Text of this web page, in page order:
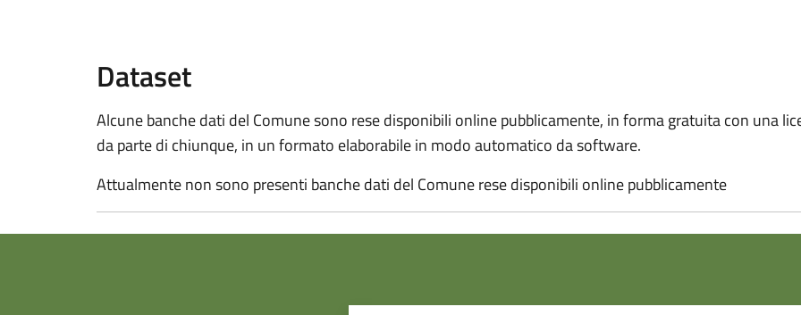
Dataset
Alcune banche dati del Comune sono rese disponibili online pubblicamente, in forma gratuita con una
da parte di chiunque, in un formato elaborabile in modo automatico da software.
Attualmente non sono presenti banche dati del Comune rese disponibili online pubblicamente